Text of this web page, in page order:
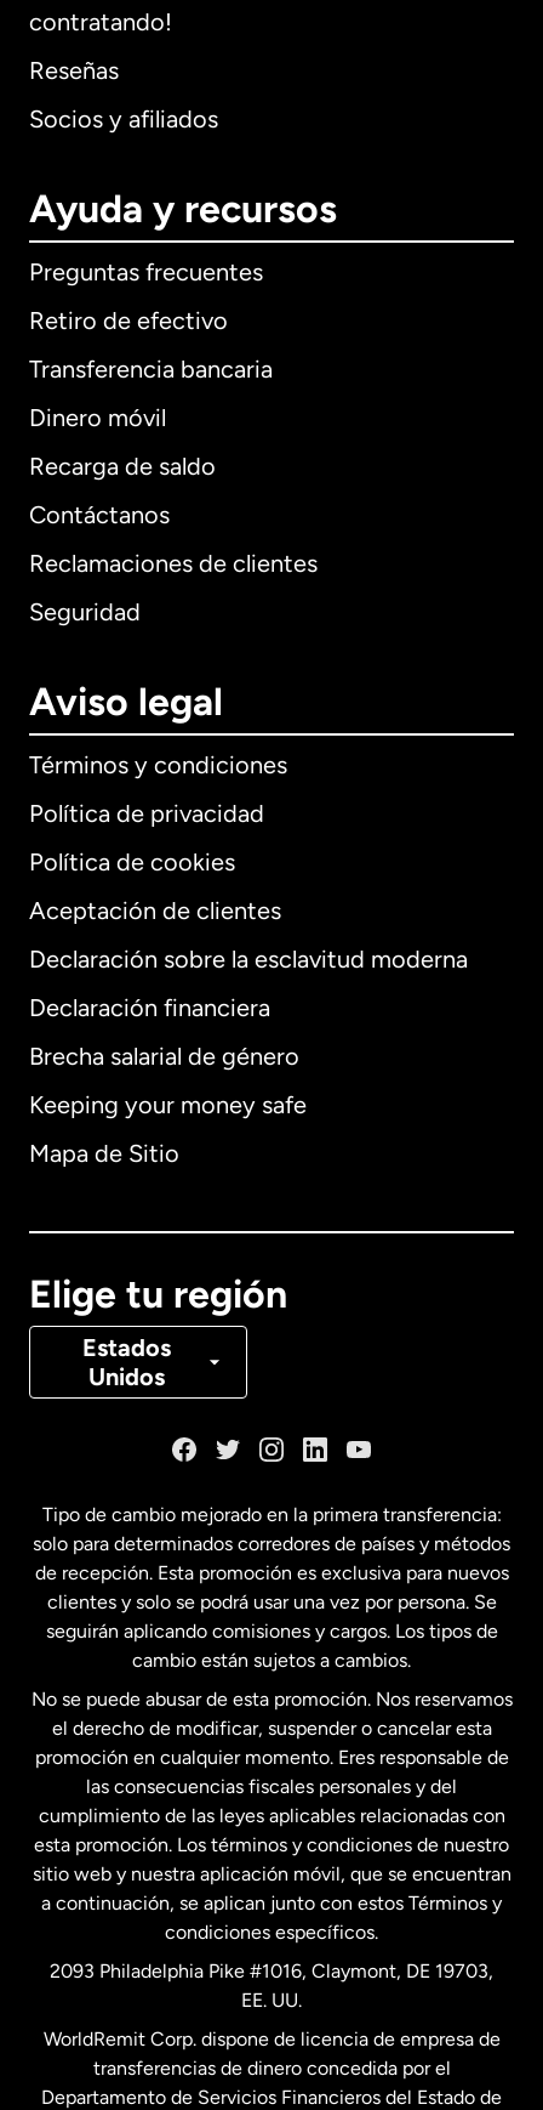
contratando!
Reseñas
Socios y afiliados
Ayuda y recursos
Preguntas frecuentes
Retiro de efectivo
Transferencia bancaria
Dinero móvil
Recarga de saldo
Contáctanos
Reclamaciones de clientes
Seguridad
Aviso legal
Términos y condiciones
Política de privacidad
Política de cookies
Aceptación de clientes
Declaración sobre la esclavitud moderna
Declaración financiera
Brecha salarial de género
Keeping your money safe
Mapa de Sitio
Elige tu región
Estados
Unidos
Internacional English
Alemania
Canadá Français
Estados Unidos English
Estados Unidos Español
Francia
Malasia
Nueva Zelanda
Países Bajos
Suecia
Tipo de cambio mejorado en la primera transferencia:
solo para determinados corredores de países y métodos
de recepción. Esta promoción es exclusiva para nuevos
clientes y solo se podrá usar una vez por persona. Se
seguirán aplicando comisiones y cargos. Los tipos de
cambio están sujetos a cambios.
No se puede abusar de esta promoción. Nos reservamos
el derecho de modificar, suspender o cancelar esta
promoción en cualquier momento. Eres responsable de
las consecuencias fiscales personales y del
cumplimiento de las leyes aplicables relacionadas con
esta promoción. Los términos y condiciones de nuestro
sitio web y nuestra aplicación móvil, que se encuentran
a continuación, se aplican junto con estos Términos y
condiciones específicos.
2093 Philadelphia Pike #1016, Claymont, DE 19703,
EE. UU.
WorldRemit Corp. dispone de licencia de empresa de
transferencias de dinero concedida por el
Departamento de Servicios Financieros del Estado de